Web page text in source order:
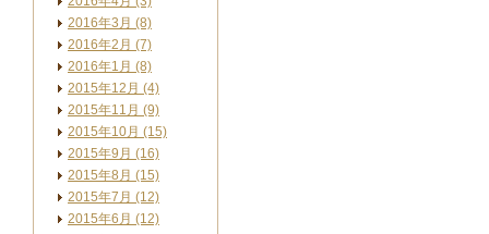
2016年3月 (8)
2016年2月 (7)
2016年1月 (8)
2015年12月 (4)
2015年11月 (9)
2015年10月 (15)
2015年9月 (16)
2015年8月 (15)
2015年7月 (12)
2015年6月 (12)